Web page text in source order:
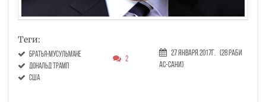
Теги:
братья-мусульмане
Дональд Трамп
США
2
27 Января 2017г. (28 Раби
ас-сани)